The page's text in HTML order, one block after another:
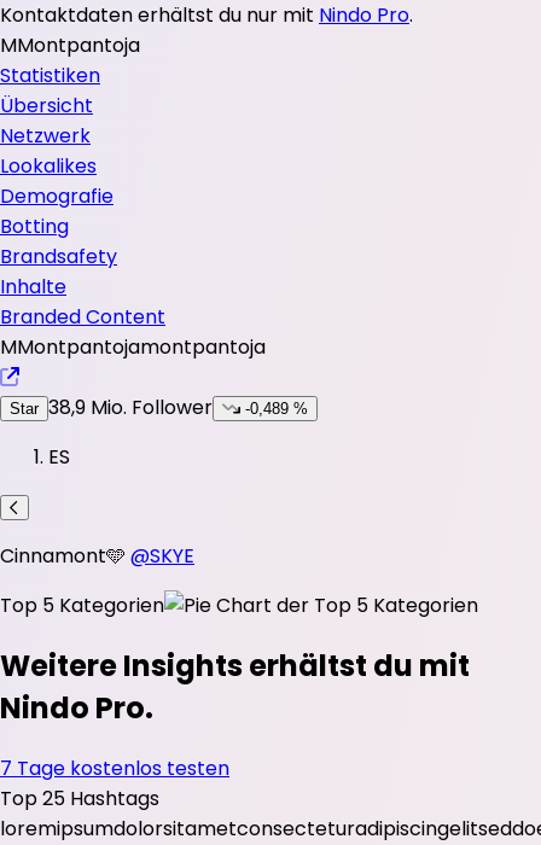
Kontaktdaten erhältst du nur mit Nindo Pro.
MMontpantoja
Statistiken
Übersicht
Netzwerk
Lookalikes
Demografie
Botting
Brandsafety
Inhalte
Branded Content
MMontpantojamontpantoja
Star 38,9 Mio. Follower -0,489 %
ES
Cinnamont🩵 @SKYE
Top 5 Kategorien
Weitere Insights erhältst du mit
Nindo Pro.
7 Tage kostenlos testen
Top 25 Hashtags
loremipsumdolorsitametconsecteturadipiscingelitseddo